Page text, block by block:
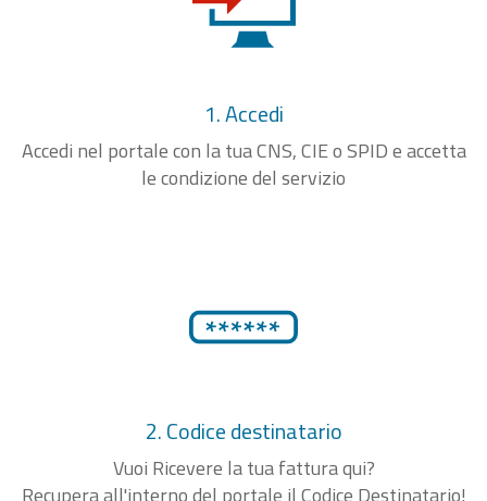
1. Accedi
Accedi nel portale con la tua CNS, CIE o SPID e accetta
le condizione del servizio
2. Codice destinatario
Vuoi Ricevere la tua fattura qui?
Recupera all'interno del portale il Codice Destinatario!